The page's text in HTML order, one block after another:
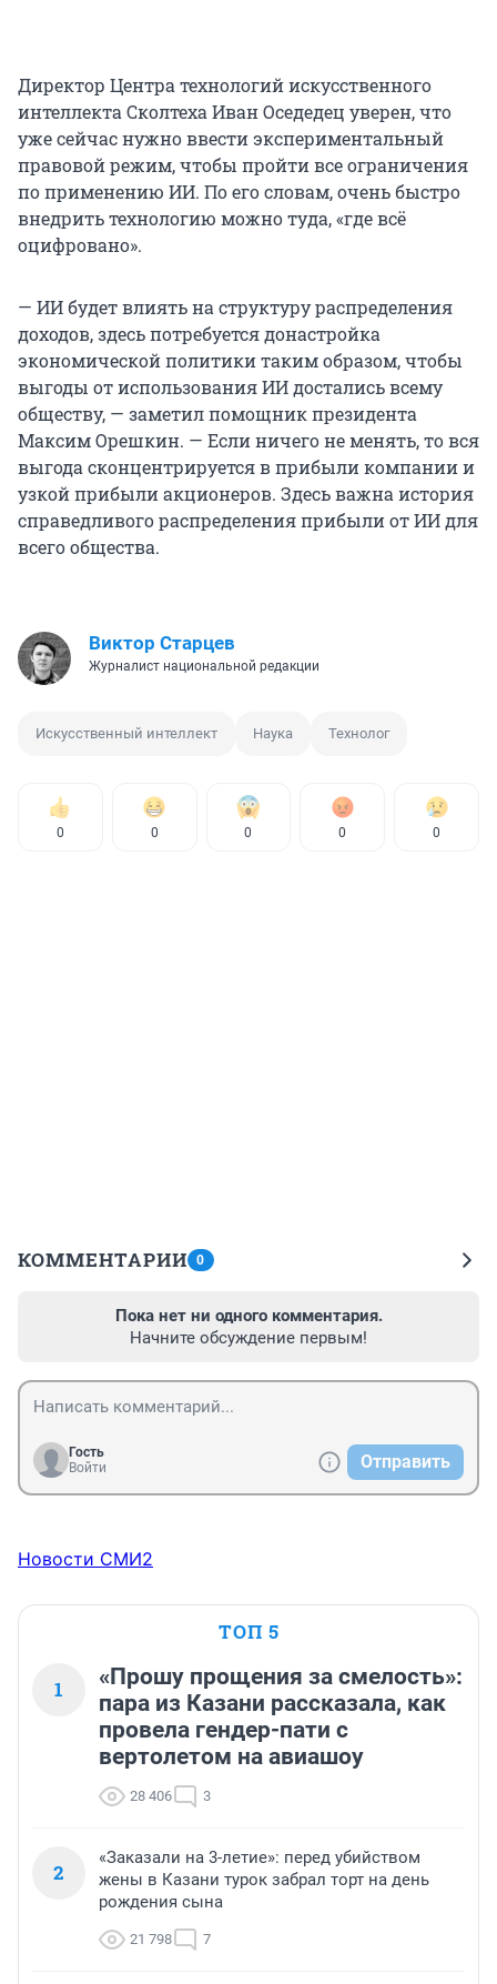
Директор Центра технологий искусственного
интеллекта Сколтеха Иван Оседедец уверен, что
уже сейчас нужно ввести экспериментальный
правовой режим, чтобы пройти все ограничения
по применению ИИ. По его словам, очень быстро
внедрить технологию можно туда, «где всё
оцифровано».
— ИИ будет влиять на структуру распределения
доходов, здесь потребуется донастройка
экономической политики таким образом, чтобы
выгоды от использования ИИ достались всему
обществу, — заметил помощник президента
Максим Орешкин. — Если ничего не менять, то вся
выгода сконцентрируется в прибыли компании и
узкой прибыли акционеров. Здесь важна история
справедливого распределения прибыли от ИИ для
всего общества.
Виктор Старцев
Журналист национальной редакции
Искусственный интеллект Наука Технолог
0 0 0 0 0
КОММЕНТАРИИ 0
Пока нет ни одного комментария.
Начните обсуждение первым!
Гость
Войти
Отправить
Новости СМИ2
ТОП 5
1
«Прошу прощения за смелость»:
пара из Казани рассказала, как
провела гендер-пати с
вертолетом на авиашоу
28 406 3
2
«Заказали на 3-летие»: перед убийством
жены в Казани турок забрал торт на день
рождения сына
21 798 7